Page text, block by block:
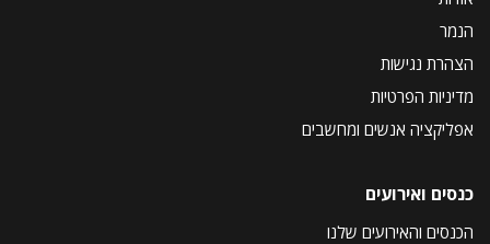
הנמר
הצהרת נגישות
מדיניות הפרטיות
אפליקציה אנשים ומחשבים
כנסים ואירועים
הכנסים והאירועים שלנו